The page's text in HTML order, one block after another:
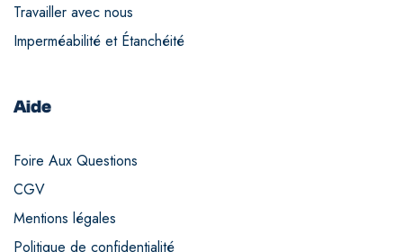
Travailler avec nous
Imperméabilité et Étanchéité
Aide
Foire Aux Questions
CGV
Mentions légales
Politique de confidentialité